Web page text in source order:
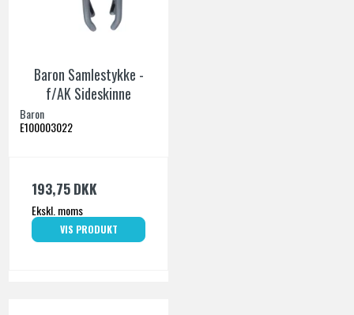
Baron Samlestykke -
f/AK Sideskinne
Baron
E100003022
193,75 DKK
Ekskl. moms
VIS PRODUKT